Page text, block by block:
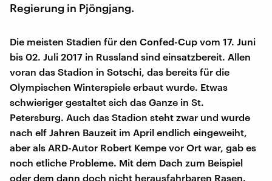
Regierung in Pjöngjang.
Die meisten Stadien für den Confed-Cup vom 17. Juni
bis 02. Juli 2017 in Russland sind einsatzbereit. Allen
voran das Stadion in Sotschi, das bereits für die
Olympischen Winterspiele erbaut wurde. Etwas
schwieriger gestaltet sich das Ganze in St.
Petersburg. Auch das Stadion steht zwar und wurde
nach elf Jahren Bauzeit im April endlich eingeweiht,
aber als ARD-Autor Robert Kempe vor Ort war, gab es
noch etliche Probleme. Mit dem Dach zum Beispiel
oder dem dann doch nicht herausfahrbaren Rasen.